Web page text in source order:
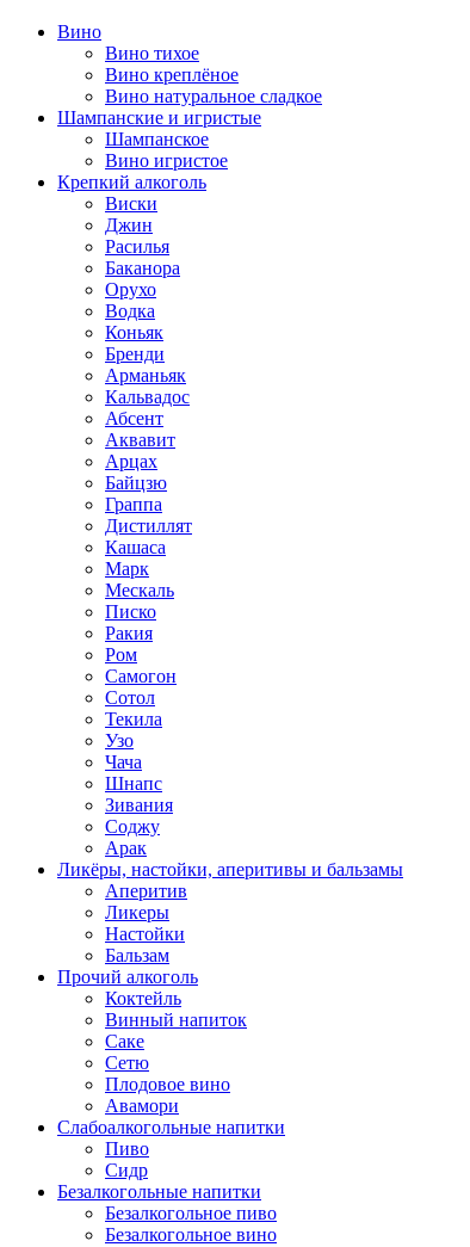
Вино
Вино тихое
Вино креплёное
Вино натуральное сладкое
Шампанские и игристые
Шампанское
Вино игристое
Крепкий алкоголь
Виски
Джин
Расилья
Баканора
Орухо
Водка
Коньяк
Бренди
Арманьяк
Кальвадос
Абсент
Аквавит
Арцах
Байцзю
Граппа
Дистиллят
Кашаса
Марк
Мескаль
Писко
Ракия
Ром
Самогон
Сотол
Текила
Узо
Чача
Шнапс
Зивания
Соджу
Арак
Ликёры, настойки, аперитивы и бальзамы
Аперитив
Ликеры
Настойки
Бальзам
Прочий алкоголь
Коктейль
Винный напиток
Саке
Сетю
Плодовое вино
Авамори
Слабоалкогольные напитки
Пиво
Сидр
Безалкогольные напитки
Безалкогольное пиво
Безалкогольное вино